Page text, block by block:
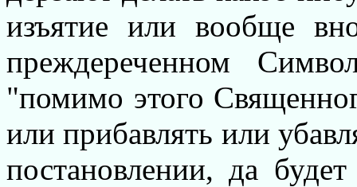
изъятие или вообще
преждереченном
"помимо этого
или прибавлять или
постановлении, да